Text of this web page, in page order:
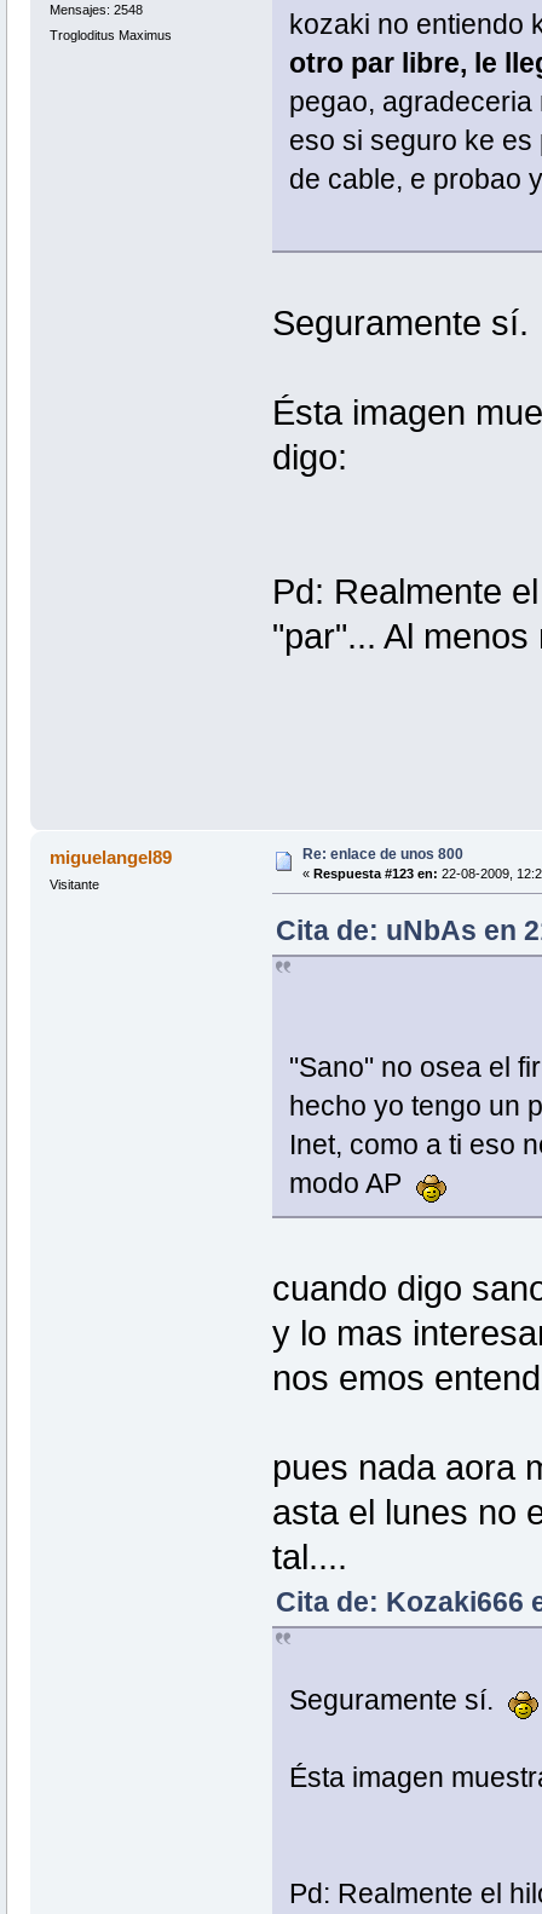
Mensajes: 2548
Trogloditus Maximus
kozaki no entiendo
otro par libre, le
pegao,
eso si seguro ke
de cable, e probao
Seguramente
Ésta imagen
digo:
Pd: Realmente
"par"... Al
miguelangel89
Visitante
Re: enlace de unos 800
« Respuesta #123 en: 22-08-2009,
Cita de: uNbAs en
"Sano" no osea el
hecho yo tengo un
Inet, como a ti eso
modo AP
cuando digo
y lo mas
nos emos
pues nada aora
asta el lunes no
tal....
Cita de: Kozaki666
Seguramente sí.
Ésta imagen
Pd: Realmente el